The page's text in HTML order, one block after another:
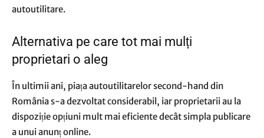
autoutilitare.
Alternativa pe care tot mai mulți
proprietari o aleg
În ultimii ani, piața autoutilitarelor second-hand din
România s-a dezvoltat considerabil, iar proprietarii au la
dispoziție opțiuni mult mai eficiente decât simpla publicare
a unui anunț online.